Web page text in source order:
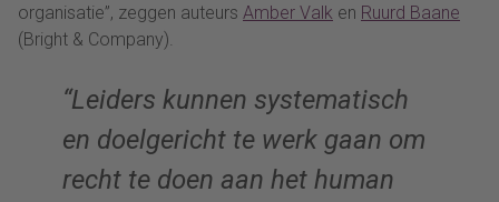
organisatie”, zeggen auteurs Amber Valk en Ruurd Baane
(Bright & Company).
“Leiders kunnen systematisch
en doelgericht te werk gaan om
recht te doen aan het human